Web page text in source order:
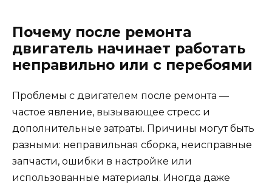
Почему после ремонта
двигатель начинает работать
неправильно или с перебоями
Проблемы с двигателем после ремонта —
частое явление, вызывающее стресс и
дополнительные затраты. Причины могут быть
разными: неправильная сборка, неисправные
запчасти, ошибки в настройке или
использованные материалы. Иногда даже